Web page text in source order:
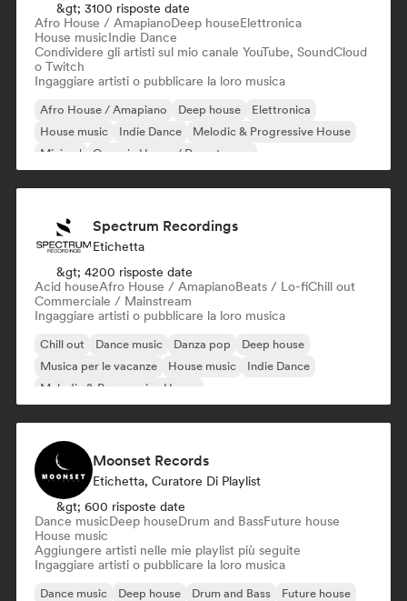
&gt; 3100 risposte date
Afro House / AmapianoDeep houseElettronica
House musicIndie Dance
Condividere gli artisti sul mio canale YouTube, SoundCloud
o Twitch
Ingaggiare artisti o pubblicare la loro musica
Afro House / Amapiano Deep house
Elettronica
House music
Indie Dance
Melodic & Progressive House
Minimal
Organic House / Downtempo
Spectrum Recordings
Etichetta
&gt; 4200 risposte date
Acid houseAfro House / AmapianoBeats / Lo-fiChill out
Commerciale / Mainstream
Ingaggiare artisti o pubblicare la loro musica
Chill out Dance music Danza pop
Deep house
Musica per le vacanze
House music
Indie Dance
Melodic & Progressive House
Moonset Records
Etichetta, Curatore Di Playlist
&gt; 600 risposte date
Dance musicDeep houseDrum and BassFuture house
House music
Aggiungere artisti nelle mie playlist più seguite
Ingaggiare artisti o pubblicare la loro musica
Dance music Deep house Drum and Bass
Future house